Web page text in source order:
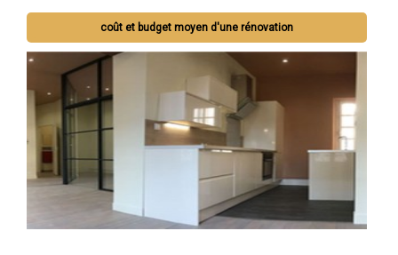
coût et budget moyen d'une rénovation